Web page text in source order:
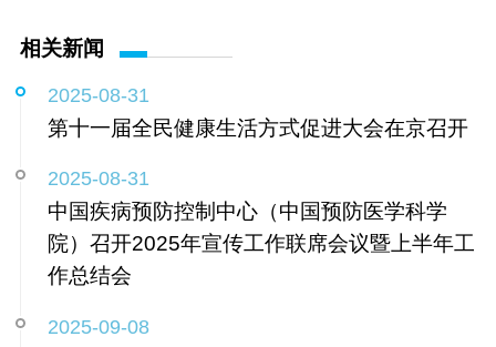
相关新闻
2025-08-31
第十一届全民健康生活方式促进大会在京召开
2025-08-31
中国疾病预防控制中心（中国预防医学科学
院）召开2025年宣传工作联席会议暨上半年工
作总结会
2025-09-08